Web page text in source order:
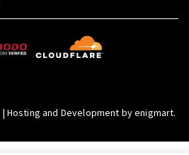
Hosting and Development by enigmart.